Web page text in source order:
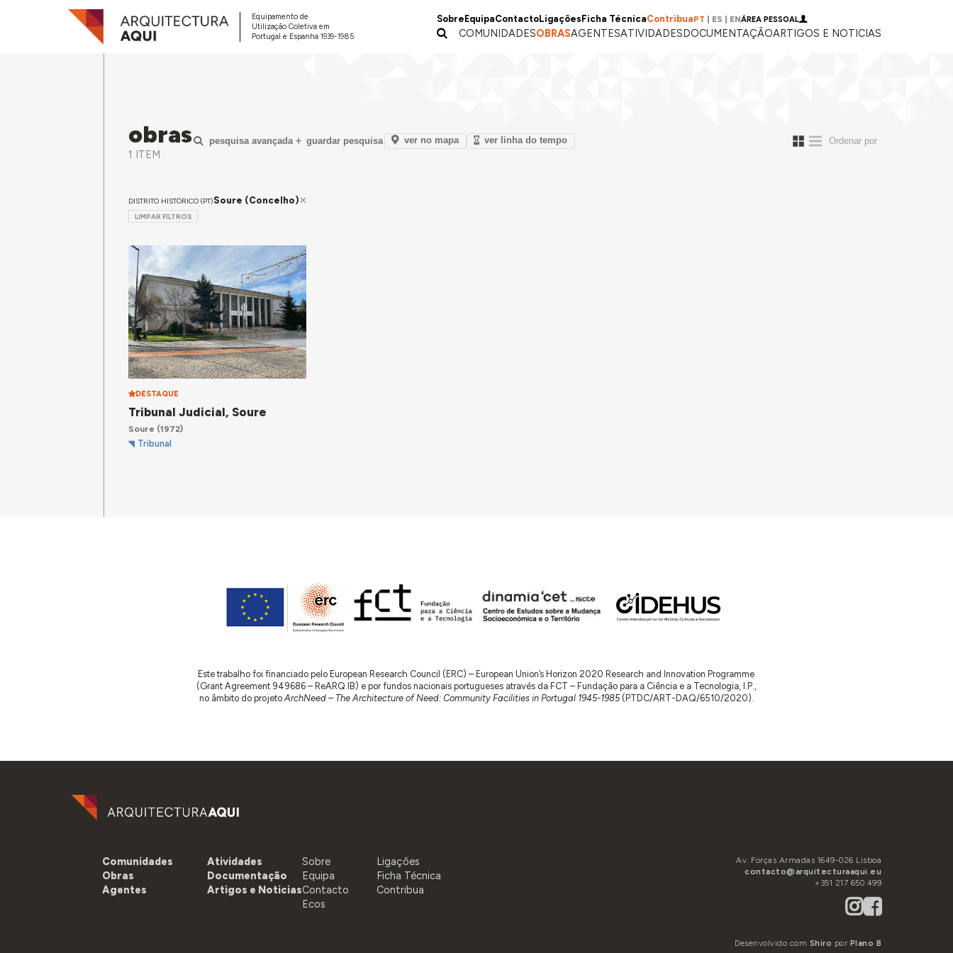
Equipamento de
Utilização Coletiva em
Portugal e Espanha 1939-1985
Sobre EquipaContactoLigações Ficha TécnicaContribuaPT ES ENÁREA PESSOAL
COMUNIDADESOBRASAGENTESATIVIDADESDOCUMENTAÇÃOARTIGOS E NOTICIAS
obras
1 ITEM
pesquisa avançada guardar pesquisa ver no mapa ver linha do tempo
DISTRITO HISTÓRICO (PT)Soure (Concelho)
LIMPAR FILTROS
DESTAQUE
Tribunal Judicial, Soure
Soure (1972)
Tribunal
Este trabalho foi financiado pelo European Research Council (ERC) – European Union’s Horizon 2020 Research and Innovation Programme
(Grant Agreement 949686 – ReARQ.IB) e por fundos nacionais portugueses através da FCT – Fundação para a Ciência e a Tecnologia, I.P.,
no âmbito do projetoArchNeed – The Architecture of Need: Community Facilities in Portugal 1945-1985(PTDC/ART-DAQ/6510/2020).
Comunidades
Obras
Agentes
Atividades
Documentação
Artigos e Noticias
Sobre
Equipa
Contacto
Ecos
Ligações
Ficha Técnica
Contribua
Av. Forças Armadas 1649-026 Lisboa
contacto@arquitecturaaqui.eu
+351 217 650 499
Desenvolvido com Shiro por Plano B